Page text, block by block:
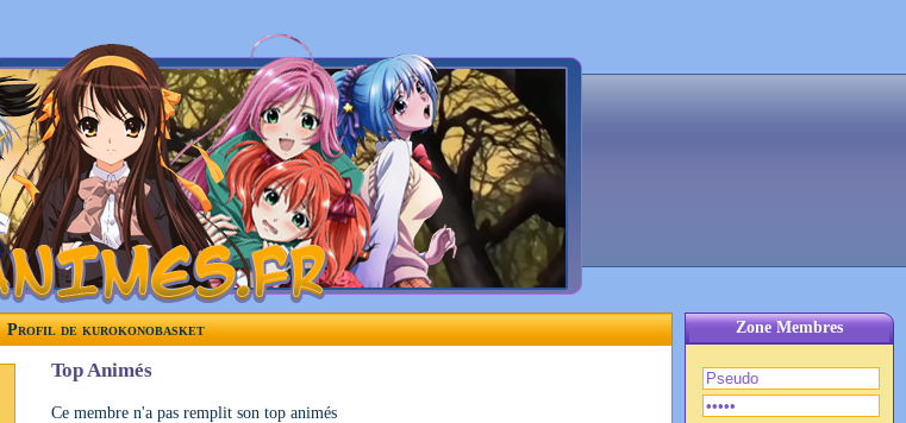
Zone Membres
Profil de kurokonobasket
Top Animés
Ce membre n'a pas remplit son top animés